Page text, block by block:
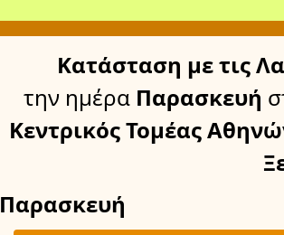
Κατάσταση με τις
την ημέραΠαρασκευή
Κεντρικός Τομέας
Παρασκευή